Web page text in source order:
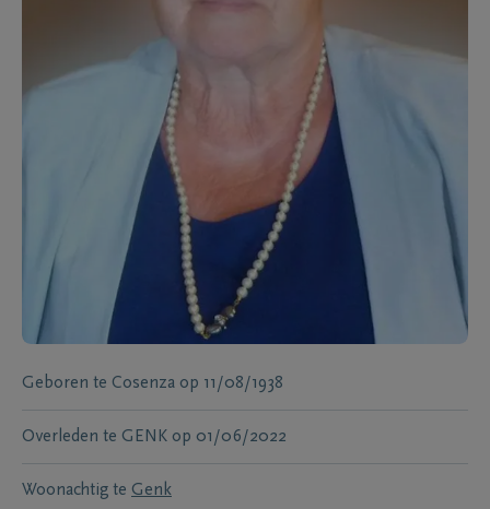
Geboren te Cosenza op 11/08/1938
Overleden te GENK op 01/06/2022
Woonachtig te Genk